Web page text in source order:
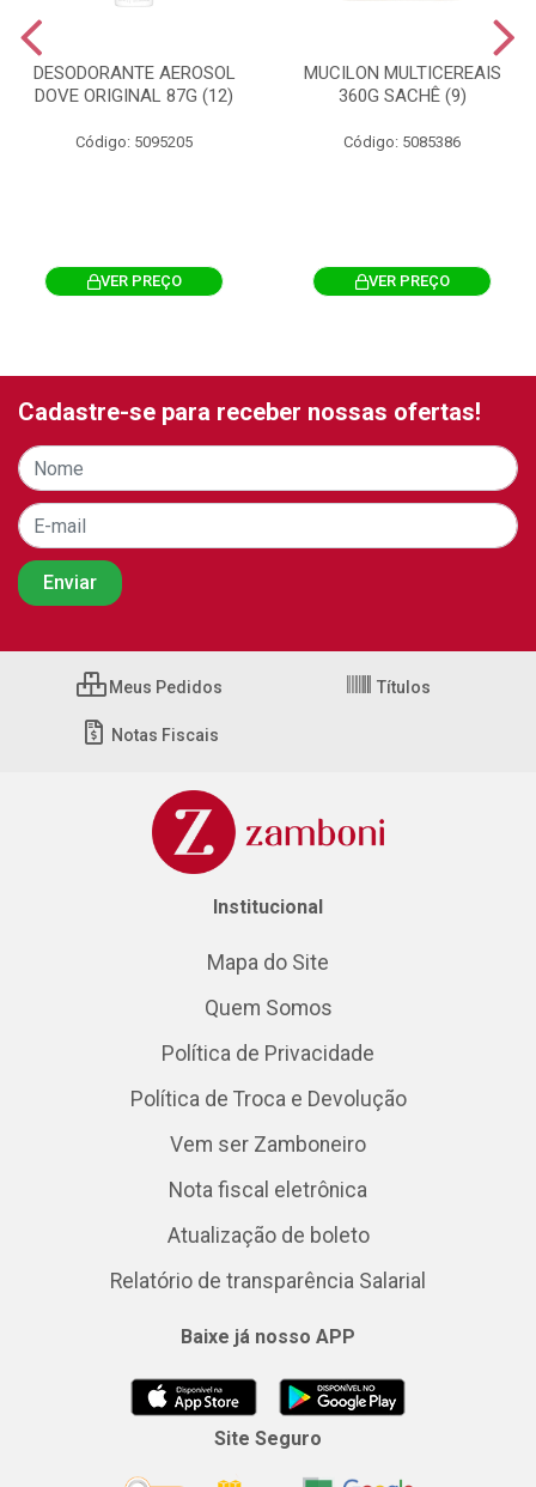
DESODORANTE AEROSOL
DOVE ORIGINAL 87G (12)
Código: 5095205
VER PREÇO
MUCILON MULTICEREAIS
360G SACHÊ (9)
Código: 5085386
VER PREÇO
Cadastre-se para receber nossas ofertas!
Meus Pedidos Títulos
Notas Fiscais
Institucional
Mapa do Site
Quem Somos
Política de Privacidade
Política de Troca e Devolução
Vem ser Zamboneiro
Nota fiscal eletrônica
Atualização de boleto
Relatório de transparência Salarial
Baixe já nosso APP
Site Seguro